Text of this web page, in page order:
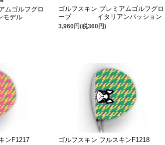
ムゴルフグロ
デル
ゴルフスキン プレミアムゴルフグロ
ーブ イタリアンパッション
3,960円(税360円)
ンF1217 ゴルフスキン フルスキンF1218